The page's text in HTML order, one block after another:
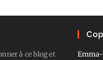
à ce blog et
Emma-